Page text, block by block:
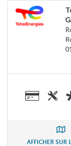
AFFICHER SUR